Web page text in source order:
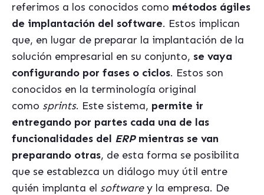
referimos a los conocidos como métodos ágiles
de implantación del software. Estos implican
que, en lugar de preparar la implantación de la
solución empresarial en su conjunto, se vaya
configurando por fases o ciclos. Estos son
conocidos en la terminología original
como sprints. Este sistema, permite ir
entregando por partes cada una de las
funcionalidades del ERP mientras se van
preparando otras, de esta forma se posibilita
que se establezca un diálogo muy útil entre
quién implanta el softwarey la empresa. De